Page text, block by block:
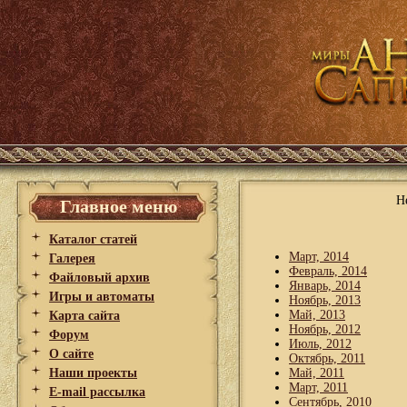
Главное меню
Каталог статей
Галерея
Файловый архив
Игры и автоматы
Карта сайта
Форум
О сайте
Наши проекты
E-mail рассылка
Март, 2014
Февраль, 2014
Январь, 2014
Ноябрь, 2013
Май, 2013
Ноябрь, 2012
Июль, 2012
Октябрь, 2011
Май, 2011
Март, 2011
Сентябрь, 2010